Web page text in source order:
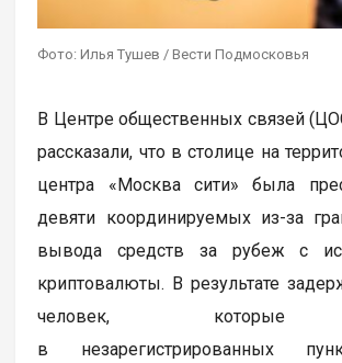
Фото: Илья Тушев / Вести Подмосковья
В Центре общественных связей
рассказали, что в столице на
центра «Москва сити» была
девяти координируемых из-за
вывода средств за рубеж с
криптовалюты. В результате
человек, которые
в незарегистрированных